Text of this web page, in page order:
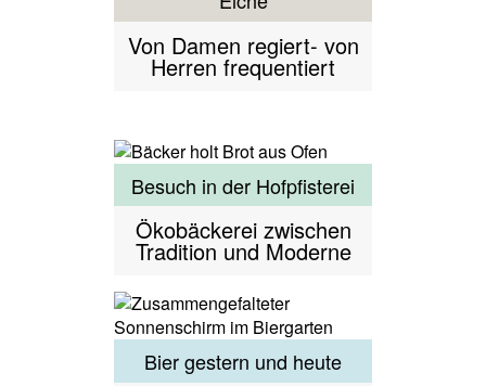
Von Damen regiert- von
Herren frequentiert
Besuch in der Hofpfisterei
Ökobäckerei zwischen
Tradition und Moderne
Bier gestern und heute